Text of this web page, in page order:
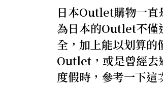
日本Outlet購物一直
為日本的Outlet不僅
全，加上能以划算的
Outlet，或是曾經去
度假時，參考一下